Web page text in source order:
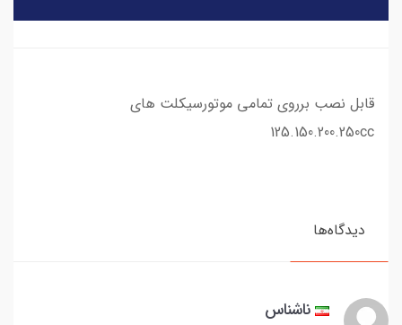
قابل نصب برروی تمامی موتورسیکلت های
125.150.200.250cc
دیدگاه‌ها
ناشناس